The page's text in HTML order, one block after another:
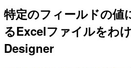
特定のフィールドの値
るExcelファイルをわ
Designer